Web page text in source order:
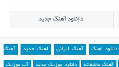
دانلود آهنگ جدید
دانلود اهنگ آهنگ ایرانی اهنگ جدید آهنگ
آهنگ عاشقانه دانلود موزیک جدید آپ موزیک